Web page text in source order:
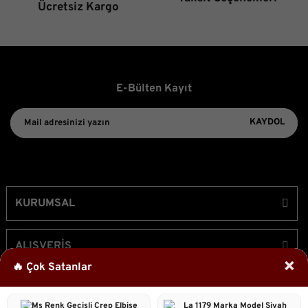
🔥 Çok Satanlar ×
Ücretsiz Kargo
E-Bülten Kayıt
KAYDOL
KURUMSAL
ALIŞVERİŞ
ÜYELİK